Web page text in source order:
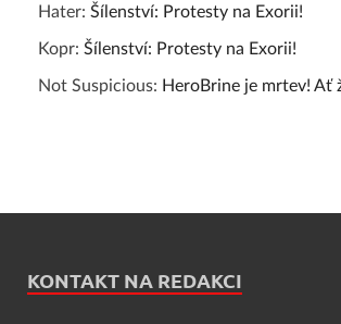
Hater: Šílenství: Protesty na Exorii!
Kopr: Šílenství: Protesty na Exorii!
Not Suspicious: HeroBrine je mrtev! Ať
KONTAKT NA REDAKCI